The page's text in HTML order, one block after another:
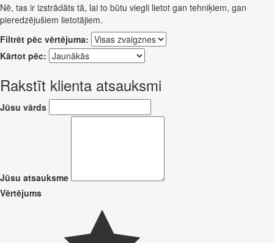
Nē, tas ir izstrādāts tā, lai to būtu viegli lietot gan tehniķiem, gan
pieredzējušiem lietotājiem.
Filtrēt pēc vērtējuma:
Kārtot pēc:
Rakstīt klienta atsauksmi
Jūsu vārds
Jūsu atsauksme
Vērtējums